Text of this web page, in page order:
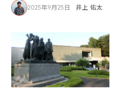
2025年9月25日 井上 佑太